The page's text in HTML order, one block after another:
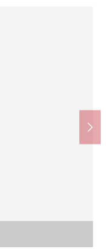
等的供给品。
等的供给品。
等的供给品。
等的供给品。
等的供给品。
470m)
470m)